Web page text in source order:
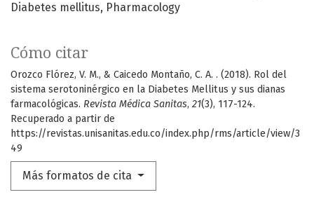
Diabetes mellitus
Pharmacology
Cómo citar
Orozco Flórez, V. M., & Caicedo Montaño, C. A. . (2018). Rol del
sistema serotoninérgico en la Diabetes Mellitus y sus dianas
farmacológicas. Revista Médica Sanitas, 21(3), 117-124.
Recuperado a partir de
https://revistas.unisanitas.edu.co/index.php/rms/article/view/3
49
Más formatos de cita